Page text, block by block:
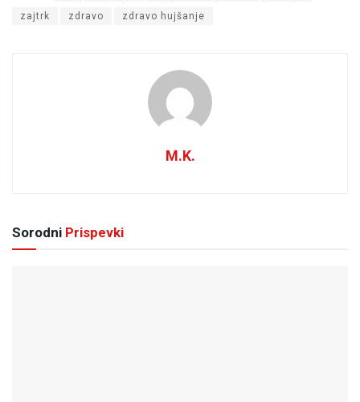
zajtrk zdravo zdravo hujšanje
M.K.
Sorodni Prispevki